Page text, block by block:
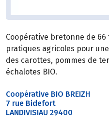
Coopérative bretonne de
pratiques agricoles pour
des carottes, pommes de
échalotes BIO.
Coopérative BIO BREIZH
7 rue Bidefort
LANDIVISIAU 29400